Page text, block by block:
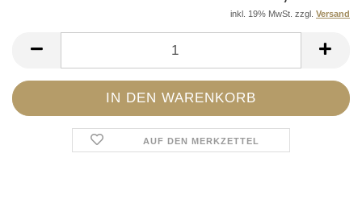
inkl. 19% MwSt. zzgl. Versand
AUF DEN MERKZETTEL